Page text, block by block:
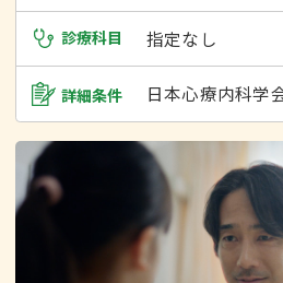
診療科目 指定なし
詳細条件